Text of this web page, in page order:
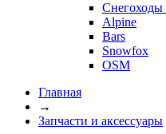
Снегоходы
Alpine
Bars
Snowfox
OSM
Главная
→
Запчасти и аксессуары